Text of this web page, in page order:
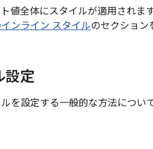
値全体にスタイルが適用されま
ンライン スタイルのセクション
設定
を設定する一般的な方法につい